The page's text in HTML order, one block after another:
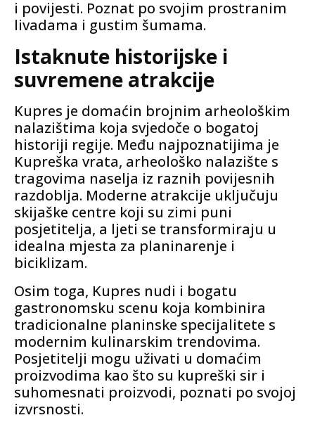
i povijesti. Poznat po svojim prostranim
livadama i gustim šumama.
Istaknute historijske i
suvremene atrakcije
Kupres je domaćin brojnim arheološkim
nalazištima koja svjedoče o bogatoj
historiji regije. Među najpoznatijima je
Kupreška vrata, arheološko nalazište s
tragovima naselja iz raznih povijesnih
razdoblja. Moderne atrakcije uključuju
skijaške centre koji su zimi puni
posjetitelja, a ljeti se transformiraju u
idealna mjesta za planinarenje i
biciklizam.
Osim toga, Kupres nudi i bogatu
gastronomsku scenu koja kombinira
tradicionalne planinske specijalitete s
modernim kulinarskim trendovima.
Posjetitelji mogu uživati u domaćim
proizvodima kao što su kupreški sir i
suhomesnati proizvodi, poznati po svojoj
izvrsnosti.